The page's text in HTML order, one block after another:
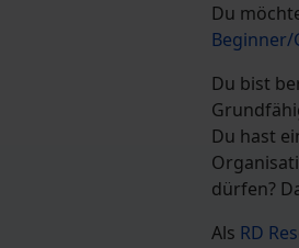
Du
Du bist
Du hast
dürfen?
Als RD